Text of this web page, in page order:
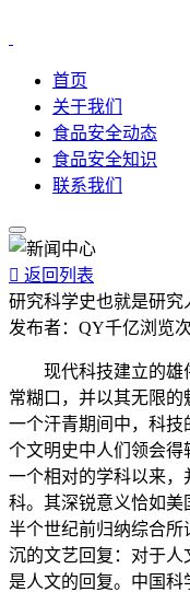
首页
关于我们
食品安全动态
食品安全知识
联系我们
 返回列表
研究科学史也就是研究
发布者： QY千亿浏览
现代科技建立的雄伟
常糊口，并以其无限
一个汗青期间中，科
个文明史中人们领会得
一个相对的学科以来
科。其深锐意义恰如美
半个世纪前归纳综合
沉的文艺回复：对于人
是人文的回复。中国科